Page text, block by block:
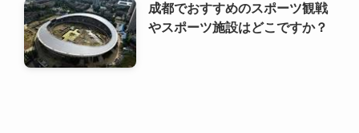
成都でおすすめのスポーツ観戦
やスポーツ施設はどこですか？